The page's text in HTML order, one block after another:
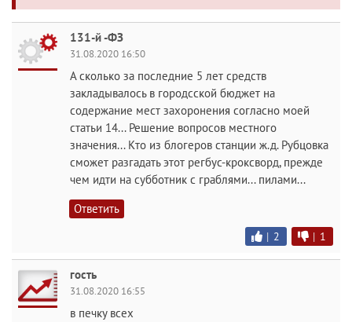
131-й -ФЗ
31.08.2020 16:50
А сколько за последние 5 лет средств
закладывалось в городсской бюджет на
содержание мест захоронения согласно моей
статьи 14... Решение вопросов местного
значения... Кто из блогеров станции ж.д. Рубцовка
сможет разгадать этот регбус-кроксворд, прежде
чем идти на субботник с граблями... пилами...
Ответить
| 2 | 1
гость
31.08.2020 16:55
в печку всех